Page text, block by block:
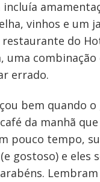
vinhos e um
do
uma combinação
errado.
bem quando
da manhã
pouco tempo,
gostoso) e eles
Lembram